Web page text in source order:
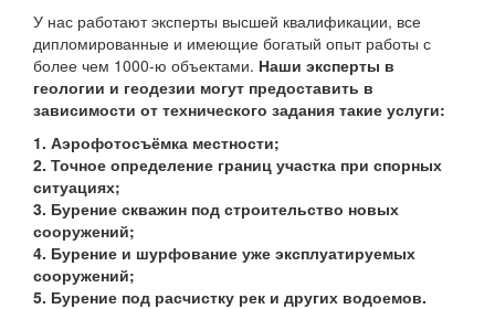
У нас работают эксперты высшей квалификации, все
дипломированные и имеющие богатый опыт работы с
более чем 1000-ю объектами. Наши эксперты в
геологии и геодезии могут предоставить в
зависимости от технического задания такие услуги:
1. Аэрофотосъёмка местности;
2. Точное определение границ участка при спорных
ситуациях;
3. Бурение скважин под строительство новых
сооружений;
4. Бурение и шурфование уже эксплуатируемых
сооружений;
5. Бурение под расчистку рек и других водоемов.